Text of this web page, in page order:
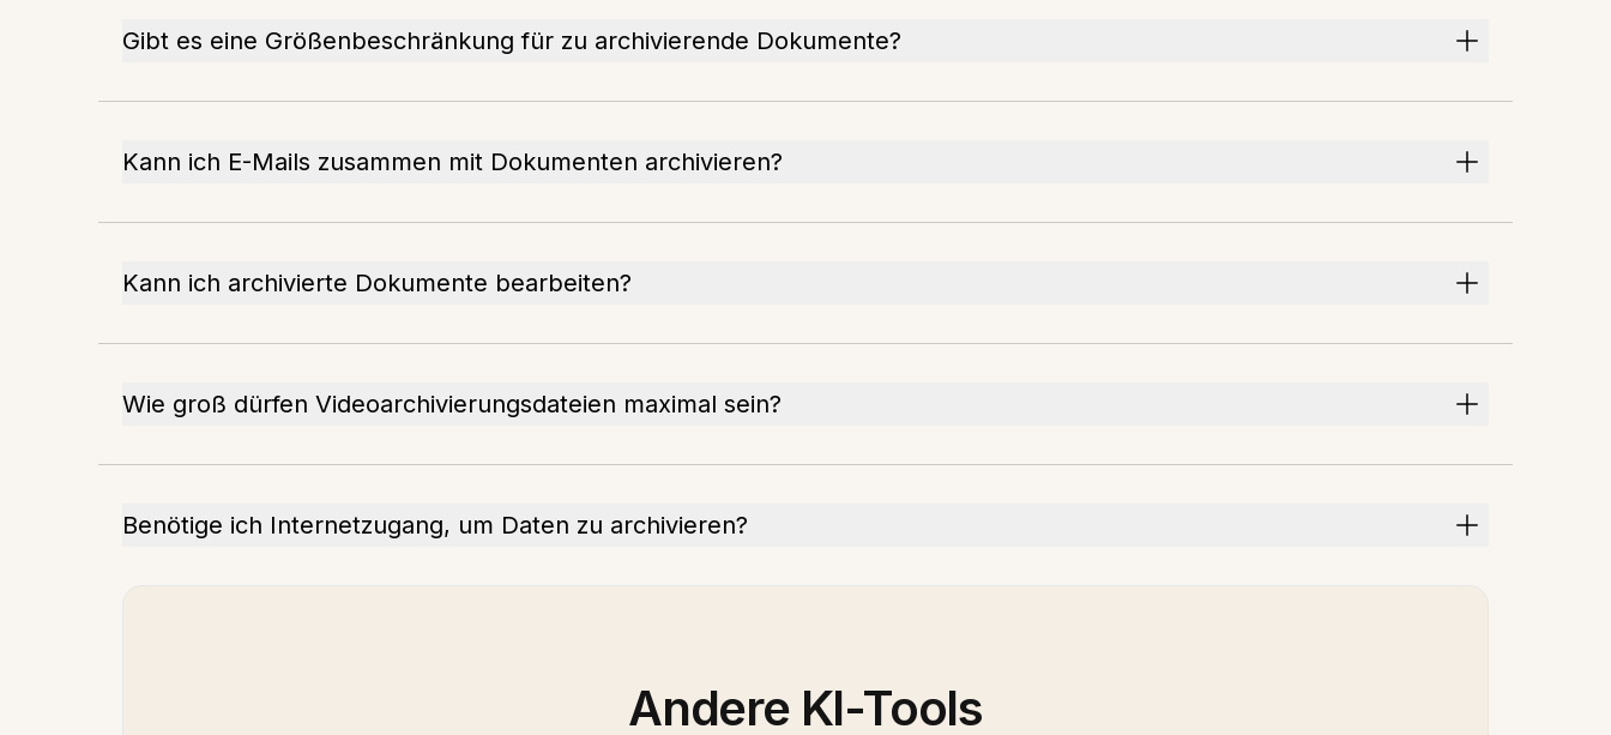
Gibt es eine Größenbeschränkung für zu archivierende Dokumente?
Kann ich E-Mails zusammen mit Dokumenten archivieren?
Kann ich archivierte Dokumente bearbeiten?
Wie groß dürfen Videoarchivierungsdateien maximal sein?
Benötige ich Internetzugang, um Daten zu archivieren?
Andere KI-Tools